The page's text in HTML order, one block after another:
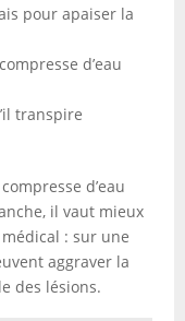
pour apaiser la
d’eau
transpire
d’eau
il vaut mieux
: sur une
aggraver la
des lésions.